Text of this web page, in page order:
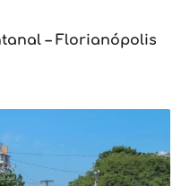
– Florianópolis